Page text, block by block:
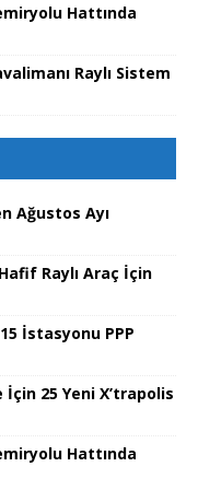
Hattında
Raylı Sistem
Ağustos Ayı
Raylı Araç İçin
İstasyonu PPP
25 Yeni X’trapolis
Hattında